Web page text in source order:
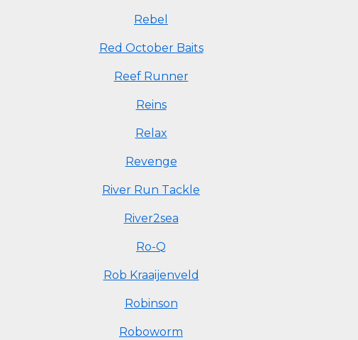
Rebel
Red October Baits
Reef Runner
Reins
Relax
Revenge
River Run Tackle
River2sea
Ro-Q
Rob Kraaijenveld
Robinson
Roboworm